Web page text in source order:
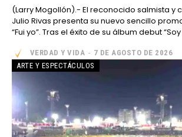
(Larry Mogollón).- El reconocido salmista y cantautor zuliano
Julio Rivas presenta su nuevo sencillo
“Fui yo”. Tras el éxito de su álbum debut
VERDAD Y VIDA - 7 DE AGOSTO DE 2026
ARTE Y ESPECTÁCULOS